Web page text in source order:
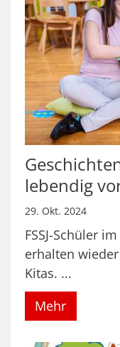
lebendig
29. Okt. 2024
FSSJ-Schüler
erhalten
Kitas. ...
Mehr